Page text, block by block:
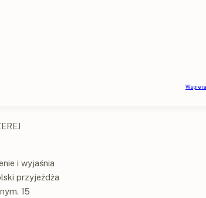
i wyjaśnia
przyjeżdża
15